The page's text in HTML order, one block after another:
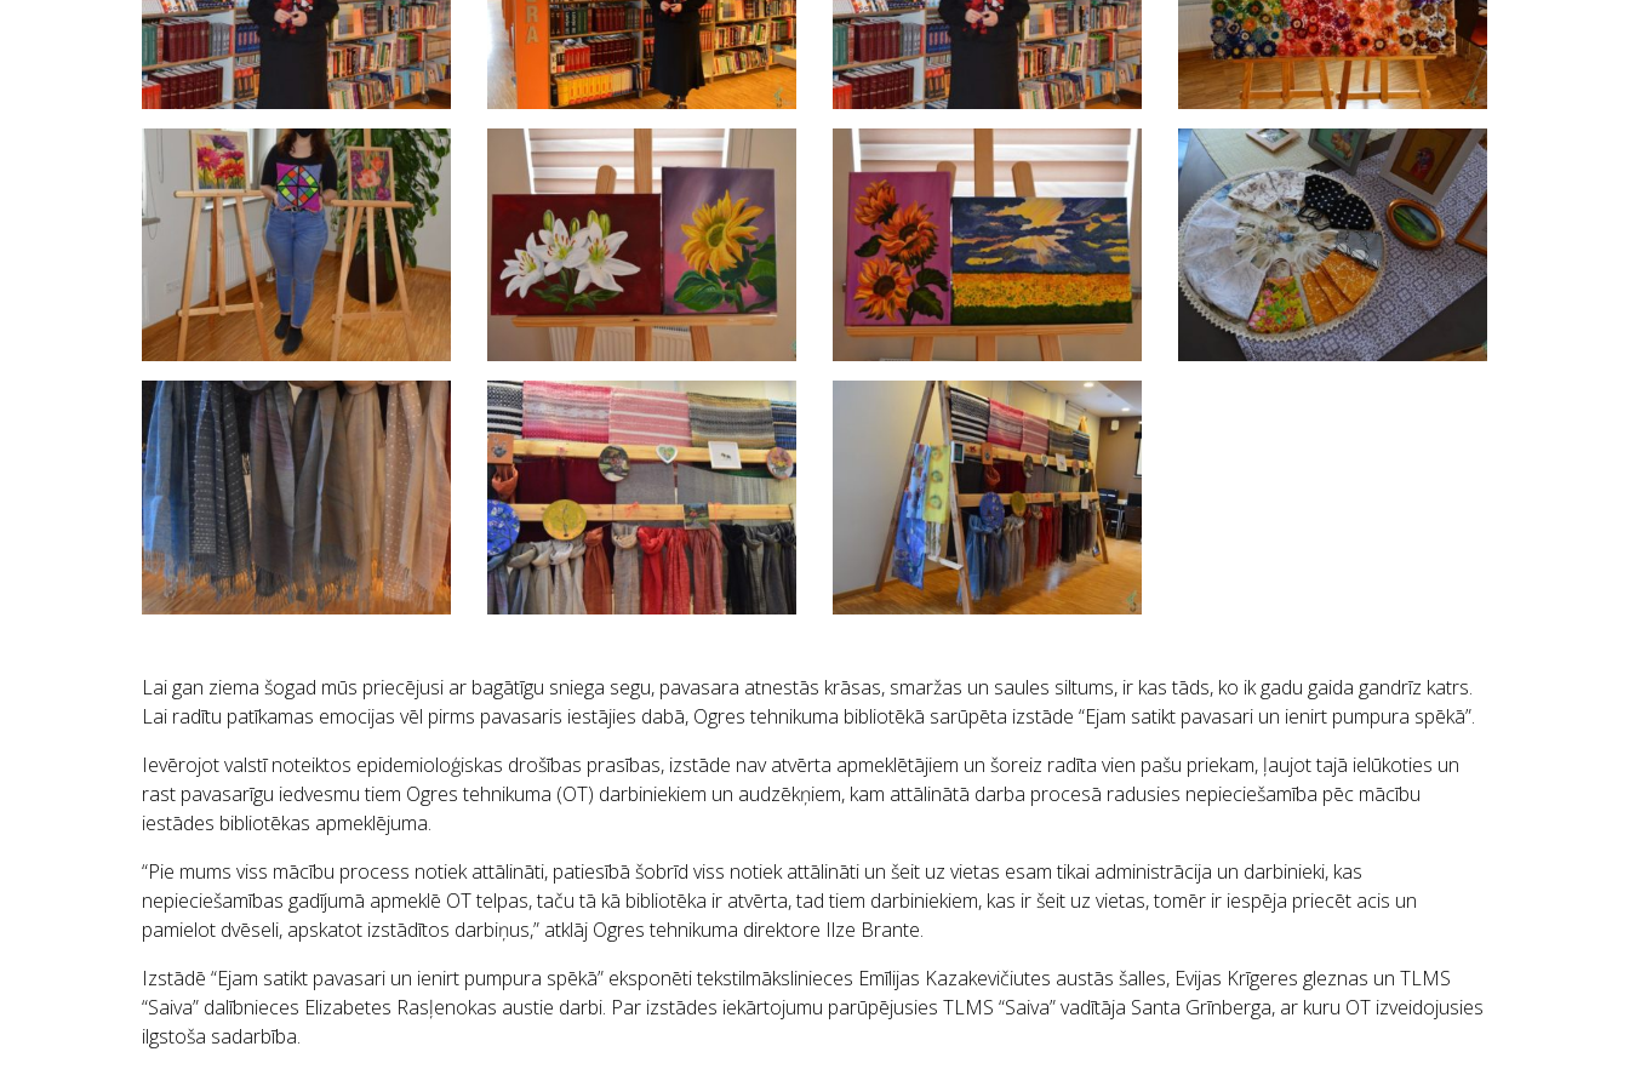
Lai gan ziema šogad mūs priecējusi ar bagātīgu sniega segu, pavasara atnestās krāsas, smaržas un saules siltums, ir kas tāds, ko ik gadu gaida gandrīz katrs.
Lai radītu patīkamas emocijas vēl pirms pavasaris iestājies dabā, Ogres tehnikuma bibliotēkā sarūpēta izstāde “Ejam satikt pavasari un ienirt pumpura spēkā”.
Ievērojot valstī noteiktos epidemioloģiskas drošības prasības, izstāde nav atvērta apmeklētājiem un šoreiz radīta vien pašu priekam, ļaujot tajā ielūkoties un
rast pavasarīgu iedvesmu tiem Ogres tehnikuma (OT) darbiniekiem un audzēkņiem, kam attālinātā darba procesā radusies nepieciešamība pēc mācību
iestādes bibliotēkas apmeklējuma.
“Pie mums viss mācību process notiek attālināti, patiesībā šobrīd viss notiek attālināti un šeit uz vietas esam tikai administrācija un darbinieki, kas
nepieciešamības gadījumā apmeklē OT telpas, taču tā kā bibliotēka ir atvērta, tad tiem darbiniekiem, kas ir šeit uz vietas, tomēr ir iespēja priecēt acis un
pamielot dvēseli, apskatot izstādītos darbiņus,” atklāj Ogres tehnikuma direktore Ilze Brante.
Izstādē “Ejam satikt pavasari un ienirt pumpura spēkā” eksponēti tekstilmākslinieces Emīlijas Kazakevičiutes austās šalles, Evijas Krīgeres gleznas un TLMS
“Saiva” dalībnieces Elizabetes Rasļenokas austie darbi. Par izstādes iekārtojumu parūpējusies TLMS “Saiva” vadītāja Santa Grīnberga, ar kuru OT izveidojusies
ilgstoša sadarbība.